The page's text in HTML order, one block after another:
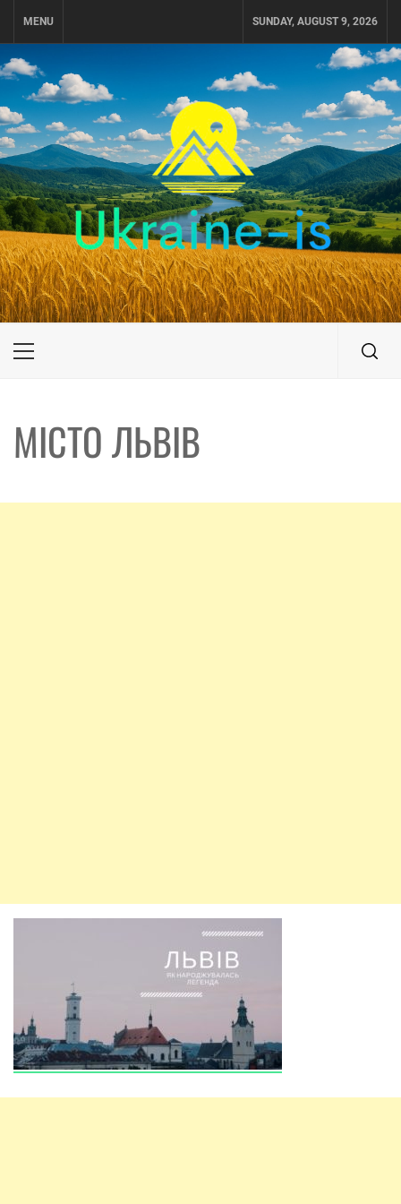
MENU SUNDAY, AUGUST 9, 2026
UKRAINE-IS
ПОДОРОЖI ПО УКРАЇНІ
Primary
МІСТО ЛЬВІВ